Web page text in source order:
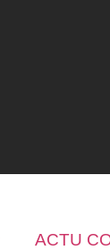
ACTU